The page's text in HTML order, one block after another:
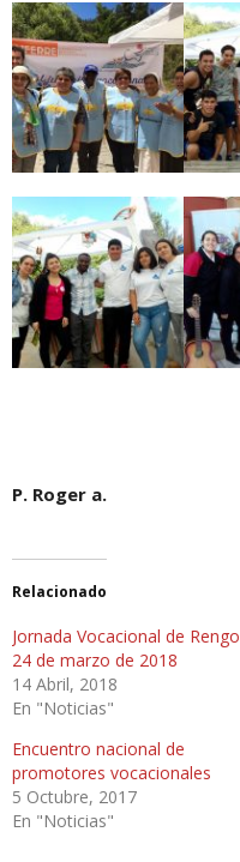
P. Roger a.
Relacionado
Jornada Vocacional de Rengo
24 de marzo de 2018
14 Abril, 2018
En "Noticias"
Encuentro nacional de
promotores vocacionales
5 Octubre, 2017
En "Noticias"